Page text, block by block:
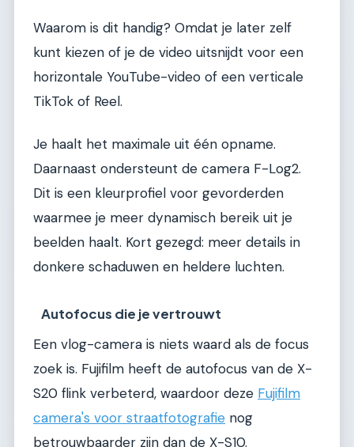
Waarom is dit handig? Omdat je later zelf
kunt kiezen of je de video uitsnijdt voor een
horizontale YouTube-video of een verticale
TikTok of Reel.
Je haalt het maximale uit één opname.
Daarnaast ondersteunt de camera F-Log2.
Dit is een kleurprofiel voor gevorderden
waarmee je meer dynamisch bereik uit je
beelden haalt. Kort gezegd: meer details in
donkere schaduwen en heldere luchten.
Autofocus die je vertrouwt
Een vlog-camera is niets waard als de focus
zoek is. Fujifilm heeft de autofocus van de X-
S20 flink verbeterd, waardoor deze Fujifilm
camera's voor straatfotografie nog
betrouwbaarder zijn dan de X-S10.